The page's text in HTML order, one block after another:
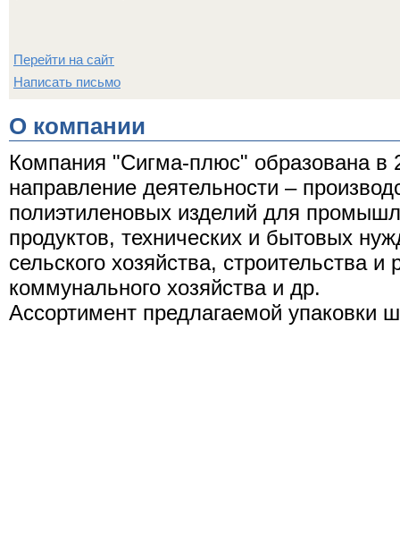
Перейти на сайт
Написать письмо
О компании
Компания "Сигма-плюс" образована в
направление деятельности –
полиэтиленовых изделий для
продуктов, технических и бытовых
сельского хозяйства, строительства
коммунального хозяйства и др.
Ассортимент предлагаемой упаковки